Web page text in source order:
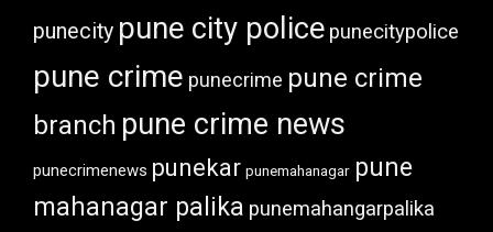
punecity pune city police punecitypolice
pune crime punecrime pune crime
branch pune crime news
punecrimenews punekar punemahanagar pune
mahanagar palika punemahangarpalika